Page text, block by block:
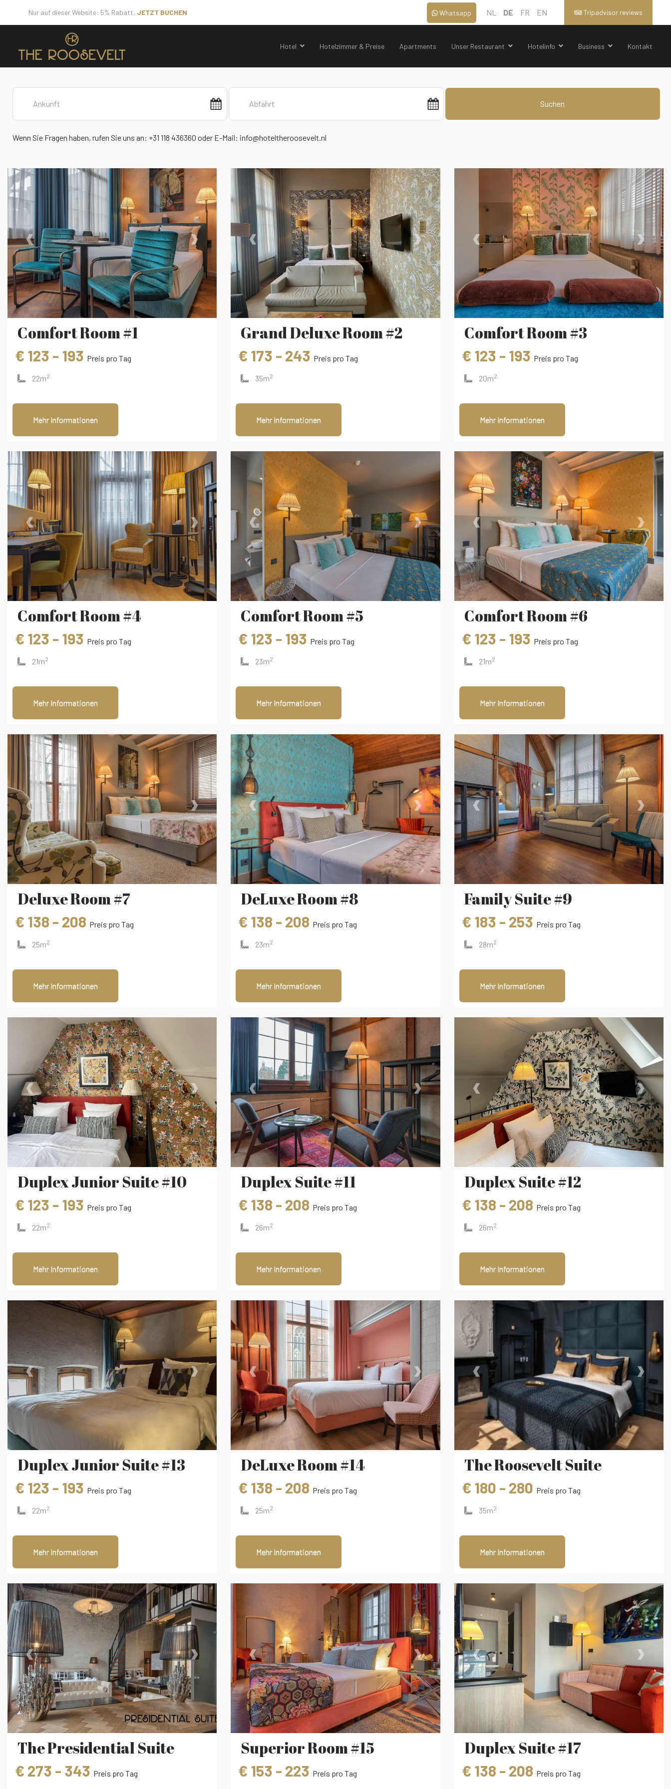
Nur auf dieser Website: 5% Rabatt, JETZT BUCHEN Tripadvisor reviews
NL DE FR EN
Whatsapp
Hotel Hotelzimmer & Preise Apartments Unser Restaurant Hotelinfo Business Kontakt
Suchen
Wenn Sie Fragen haben, rufen Sie uns an: +31 118 436360 oder E-Mail: info@hoteltheroosevelt.nl
‹ ›
Comfort Room #1
€ 123 - 193 Preis pro Tag
22m2
Mehr Informationen
‹ ›
Grand Deluxe Room #2
€ 173 - 243 Preis pro Tag
35m2
Mehr Informationen
‹ ›
Comfort Room #3
€ 123 - 193 Preis pro Tag
20m2
Mehr Informationen
‹ ›
Comfort Room #4
€ 123 - 193 Preis pro Tag
21m2
Mehr Informationen
‹ ›
Comfort Room #5
€ 123 - 193 Preis pro Tag
23m2
Mehr Informationen
‹ ›
Comfort Room #6
€ 123 - 193 Preis pro Tag
21m2
Mehr Informationen
‹ ›
Deluxe Room #7
€ 138 - 208 Preis pro Tag
25m2
Mehr Informationen
‹ ›
DeLuxe Room #8
€ 138 - 208 Preis pro Tag
23m2
Mehr Informationen
‹ ›
Family Suite #9
€ 183 - 253 Preis pro Tag
28m2
Mehr Informationen
‹ ›
Duplex Junior Suite #10
€ 123 - 193 Preis pro Tag
22m2
Mehr Informationen
‹ ›
Duplex Suite #11
€ 138 - 208 Preis pro Tag
26m2
Mehr Informationen
‹ ›
Duplex Suite #12
€ 138 - 208 Preis pro Tag
26m2
Mehr Informationen
‹ ›
Duplex Junior Suite #13
€ 123 - 193 Preis pro Tag
22m2
Mehr Informationen
‹ ›
DeLuxe Room #14
€ 138 - 208 Preis pro Tag
25m2
Mehr Informationen
‹ ›
The Roosevelt Suite
€ 180 - 280 Preis pro Tag
35m2
Mehr Informationen
‹ ›
The Presidential Suite
€ 273 - 343 Preis pro Tag
‹ ›
Superior Room #15
€ 153 - 223 Preis pro Tag
‹ ›
Duplex Suite #17
€ 138 - 208 Preis pro Tag